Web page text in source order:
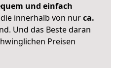
und einfach
innerhalb von nurca.
Und das Beste daran
Preisen